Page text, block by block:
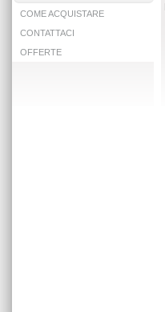
COME ACQUISTARE
CONTATTACI
OFFERTE